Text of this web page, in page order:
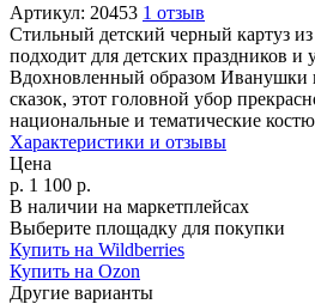
Артикул: 20453 1 отзыв
Стильный детский черный картуз из
подходит для детских праздников и
Вдохновленный образом Иванушки
сказок, этот головной убор
национальные и тематические
Характеристики и отзывы
Цена
р. 1 100 р.
В наличии на маркетплейсах
Выберите площадку для покупки
Купить на Wildberries
Купить на Ozon
Другие варианты